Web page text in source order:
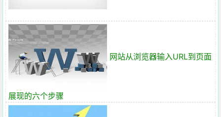
网站从浏览器输入URL到页面
展现的六个步骤